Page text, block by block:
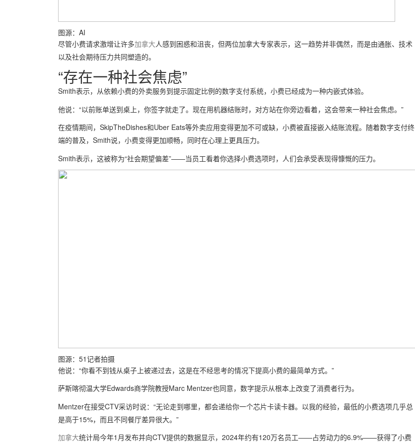
图源：AI
尽管小费请求激增让许多加拿大人感到困惑和沮丧，但两位加拿大专家表示，这一趋势并非偶然，而是由通胀、技术
以及社会期待压力共同塑造的。
“存在一种社会焦虑”
Smith表示，从依赖小费的外卖服务到提示固定比例的数字支付系统，小费已经成为一种内嵌式体验。
他说：“以前账单送到桌上，你签字就走了。现在用机器结账时，对方站在你旁边看着，这会带来一种社会焦虑。”
在疫情期间，SkipTheDishes和Uber Eats等外卖应用变得更加不可或缺，小费被直接嵌入结账流程。随着数字支付终
端的普及，Smith说，小费变得更加顺畅，同时在心理上更具压力。
Smith表示，这被称为“社会期望偏差”——当员工看着你选择小费选项时，人们会承受表现得慷慨的压力。
图源：51记者拍摄
他说：“你看不到钱从桌子上被递过去，这是在不经思考的情况下提高小费的最简单方式。”
萨斯喀彻温大学Edwards商学院教授Marc Mentzer也同意，数字提示从根本上改变了消费者行为。
Mentzer在接受CTV采访时说：“无论走到哪里，都会递给你一个芯片卡读卡器。以我的经验，最低的小费选项几乎总
是高于15%，而且不同餐厅差异很大。”
加拿大统计局今年1月发布并向CTV提供的数据显示，2024年约有120万名员工——占劳动力的6.9%——获得了小费